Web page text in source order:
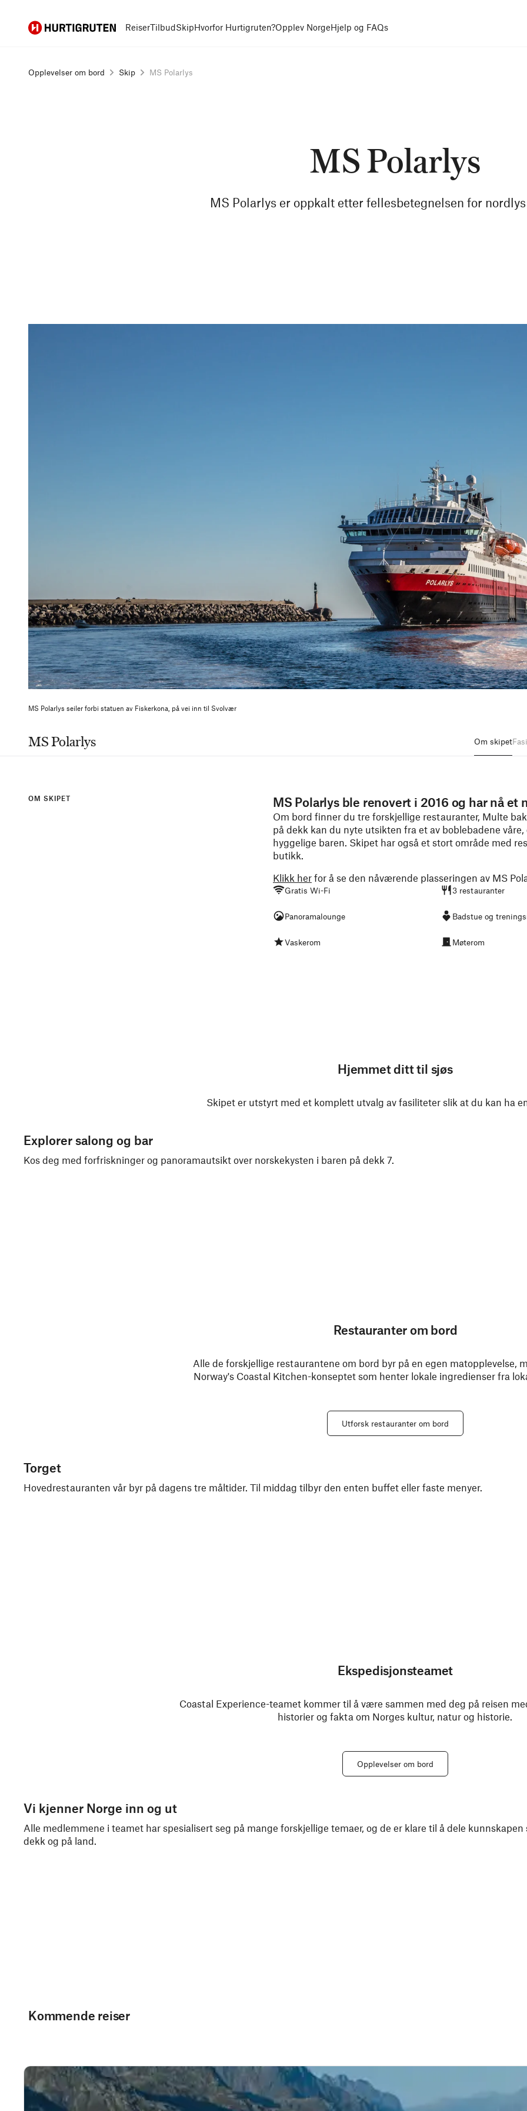
Hurtigruten ReiserTilbudSkipHvorfor Hurtigruten?Opplev NorgeHjelp og FAQs
Opplevelser om bord Skip MS Polarlys
MS Polarlys
MS Polarlys er oppkalt etter fellesbetegnelsen for
MS Polarlys seiler forbi statuen av Fiskerkona, på vei inn til Svolvær
MS Polarlys Om skipet
OM SKIPET MS Polarlys ble renovert i 2016 og har nå
Om bord finner du tre forskjellige restauranter, Multe
på dekk kan du nyte utsikten fra et av boblebadene
hyggelige baren. Skipet har også et stort område med
butikk.
Klikk her for å se den nåværende plasseringen av MS
Gratis Wi-Fi 3 restauranter
Panoramalounge Badstue og
Vaskerom Møterom
Hjemmet ditt til sjøs
Skipet er utstyrt med et komplett utvalg av fasiliteter slik at du kan ha
Explorer salong og bar
Kos deg med forfriskninger og panoramautsikt over norskekysten i baren på dekk 7.
Restauranter om bord
Alle de forskjellige restaurantene om bord byr på en egen matopplevelse,
Norway's Coastal Kitchen-konseptet som henter lokale ingredienser fra
Utforsk restauranter om bord
Torget
Hovedrestauranten vår byr på dagens tre måltider. Til middag tilbyr den enten buffet eller faste menyer.
Ekspedisjonsteamet
Coastal Experience-teamet kommer til å være sammen med deg på reisen
historier og fakta om Norges kultur, natur og historie.
Opplevelser om bord
Vi kjenner Norge inn og ut
Alle medlemmene i teamet har spesialisert seg på mange forskjellige temaer, og de er klare til å dele
dekk og på land.
Kommende reiser